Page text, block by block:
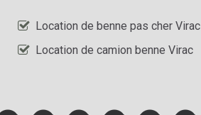
Location de benne pas cher Virac
Location de camion benne Virac